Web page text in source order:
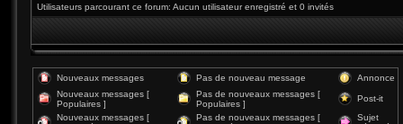
Utilisateurs parcourant ce forum: Aucun utilisateur enregistré et 0 invités
Nouveaux messages Pas de nouveau message
Annonce
Nouveaux messages [
Populaires ]
Pas de nouveaux messages [
Populaires ]
Post-it
Nouveaux messages [
Pas de nouveaux messages [
Sujet